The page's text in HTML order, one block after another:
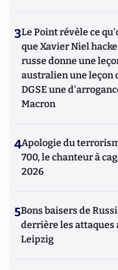
3Le Point révèle ce
que Xavier Niel
russe donne une
australien une leçon
DGSE une
Macron
4Apologie du
700, le chanteur à
2026
5Bons baisers de
derrière les attaques
Leipzig